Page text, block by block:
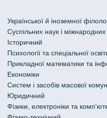
Української й іноземної
Cуспільних наук і міжнародних
Історичний
Психології та спеціальної
Прикладної математики та
Економіки
Систем і засобів масової
Юридичний
Фізики, електроніки та